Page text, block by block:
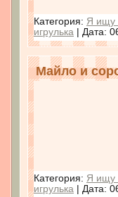
Категория: Я ищу
игрулька | Дата:
Майло и
Категория: Я ищу
игрулька | Дата: